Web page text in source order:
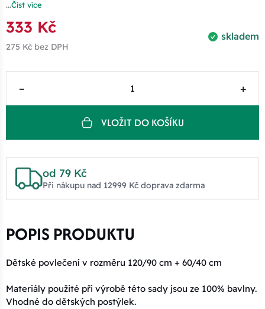
...Číst více
skladem
333 Kč
275 Kč bez DPH
– +
VLOŽIT DO KOŠÍKU
od 79 Kč
Při nákupu nad 12999 Kč doprava zdarma
POPIS PRODUKTU
Dětské povlečení v rozměru 120/90 cm + 60/40 cm
Materiály použité při výrobě této sady jsou ze 100% bavlny.
Vhodné do dětských postýlek.